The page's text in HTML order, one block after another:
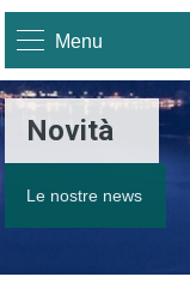
Menu
Novità
Le nostre news